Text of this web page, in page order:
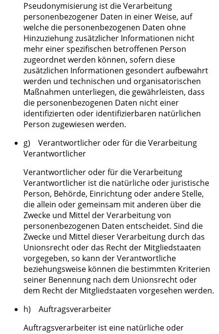
Pseudonymisierung ist die Verarbeitung
personenbezogener Daten in einer Weise, auf
welche die personenbezogenen Daten ohne
Hinzuziehung zusätzlicher Informationen nicht
mehr einer spezifischen betroffenen Person
zugeordnet werden können, sofern diese
zusätzlichen Informationen gesondert aufbewahrt
werden und technischen und organisatorischen
Maßnahmen unterliegen, die gewährleisten, dass
die personenbezogenen Daten nicht einer
identifizierten oder identifizierbaren natürlichen
Person zugewiesen werden.
g) Verantwortlicher oder für die Verarbeitung
Verantwortlicher
Verantwortlicher oder für die Verarbeitung
Verantwortlicher ist die natürliche oder juristische
Person, Behörde, Einrichtung oder andere Stelle,
die allein oder gemeinsam mit anderen über die
Zwecke und Mittel der Verarbeitung von
personenbezogenen Daten entscheidet. Sind die
Zwecke und Mittel dieser Verarbeitung durch das
Unionsrecht oder das Recht der Mitgliedstaaten
vorgegeben, so kann der Verantwortliche
beziehungsweise können die bestimmten Kriterien
seiner Benennung nach dem Unionsrecht oder
dem Recht der Mitgliedstaaten vorgesehen werden.
h) Auftragsverarbeiter
Auftragsverarbeiter ist eine natürliche oder